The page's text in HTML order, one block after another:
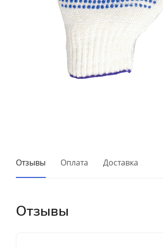
Отзывы Оплата Доставка
Отзывы